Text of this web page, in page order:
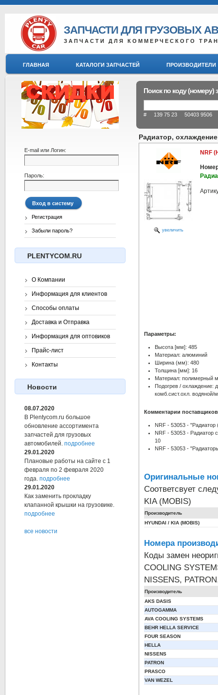
ЗАПЧАСТИ ДЛЯ ГРУЗОВЫХ
ЗАПЧАСТИ ДЛЯ КОММЕРЧЕСКОГО
ГЛАВНАЯ КАТАЛОГИ ЗАПЧАСТЕЙ ПРОИЗВОДИТЕЛИ
Поиск по коду (номеру)
# 139 75 23 50403 9506
Радиатор,
увеличить
NRF
Параметры:
Высота [мм]: 485
Материал: алюминий
Ширина (мм): 480
Толщина [мм]: 16
Материал: полимерный
Подогрев / охлаждение:
комб.сист.охл. водяной/
Комментарии
NRF - 53053 - "Радиатор
NRF - 53053 - Радиатор
10
NRF - 53053 -
Оригинальные
Соответсвует
KIA (MOBIS)
Производитель
HYUNDAI / KIA (MOBIS)
Номера
Коды замен
COOLING
NISSENS,
Производитель
AKS DASIS
AUTOGAMMA
AVA COOLING SYSTEMS
BEHR HELLA SERVICE
FOUR SEASON
HELLA
NISSENS
PATRON
PRASCO
VAN WEZEL
E-mail или Логин:
Пароль:
Регистрация
Забыли пароль?
PLENTYCOM.RU
О Компании
Информация для клиентов
Способы оплаты
Доставка и Отправка
Информация для оптовиков
Прайс-лист
Контакты
Новости
08.07.2020
В Plentycom.ru большое
обновление ассортимента
запчастей для грузовых
автомобилей. подробнее
29.01.2020
Плановые работы на сайте с 1
февраля по 2 февраля 2020
года. подробнее
29.01.2020
Как заменить прокладку
клапанной крышки на грузовике.
подробнее
все новости